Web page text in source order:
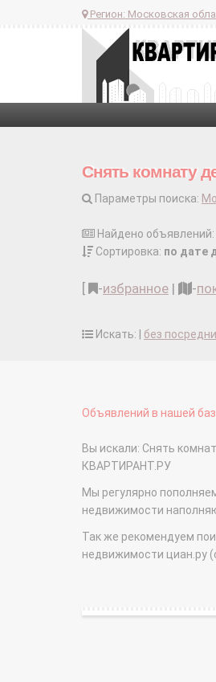
Регион: Московская
Снять комнату
Параметры поиска:
Найдено объявлений:
Сортировка: по дате
-избранное | -
Искать: | без
Объявлений в нашей
Вы искали: Снять
КВАРТИРАНТ.РУ
Мы регулярно
недвижимости
Так же рекомендуем
недвижимости циан.ру